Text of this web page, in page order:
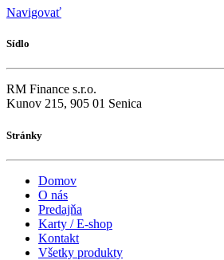
Navigovať
Sídlo
RM Finance s.r.o.
Kunov 215, 905 01 Senica
Stránky
Domov
O nás
Predajňa
Karty / E-shop
Kontakt
Všetky produkty